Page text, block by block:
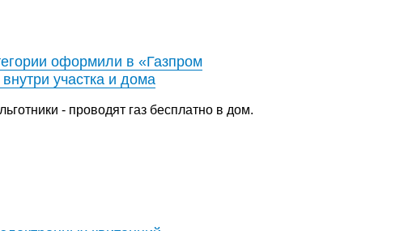
оформили в «Газпром
участка и дома
- проводят газ бесплатно в дом.